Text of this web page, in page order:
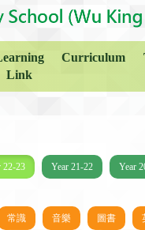
Link
Curriculum
22-23 Year 21-22 Year
常識 音樂 圖書